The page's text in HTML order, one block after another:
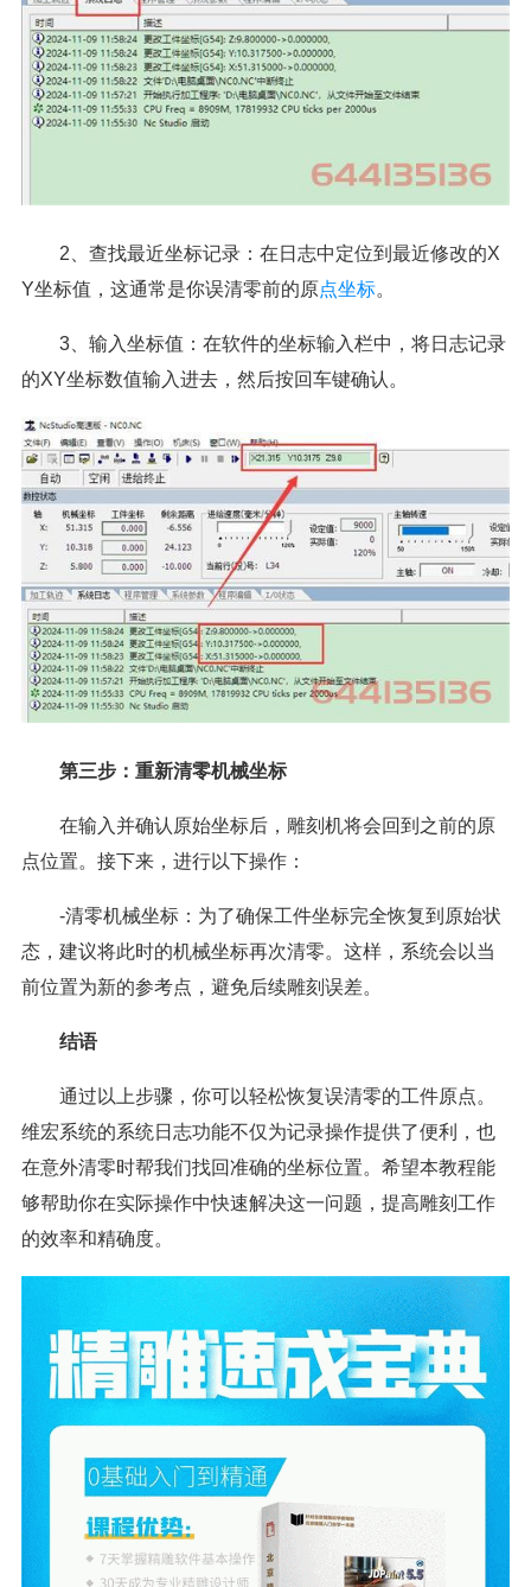
2、查找最近坐标记录：在日志中定位到最近修改的X
Y坐标值，这通常是你误清零前的原点坐标。
3、输入坐标值：在软件的坐标输入栏中，将日志记录
的XY坐标数值输入进去，然后按回车键确认。
第三步：重新清零机械坐标
在输入并确认原始坐标后，雕刻机将会回到之前的原
点位置。接下来，进行以下操作：
-清零机械坐标：为了确保工件坐标完全恢复到原始状
态，建议将此时的机械坐标再次清零。这样，系统会以当
前位置为新的参考点，避免后续雕刻误差。
结语
通过以上步骤，你可以轻松恢复误清零的工件原点。
维宏系统的系统日志功能不仅为记录操作提供了便利，也
在意外清零时帮我们找回准确的坐标位置。希望本教程能
够帮助你在实际操作中快速解决这一问题，提高雕刻工作
的效率和精确度。